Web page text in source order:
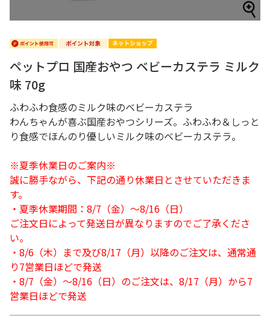
ペットプロ 国産おやつ ベビーカステラ ミルク
味 70g
ふわふわ食感のミルク味のベビーカステラ
わんちゃんが喜ぶ国産おやつシリーズ。ふわふわ＆しっと
り食感でほんのり優しいミルク味のベビーカステラ。
※夏季休業日のご案内※
誠に勝手ながら、下記の通り休業日とさせていただきま
す。
・夏季休業期間：8/7（金）～8/16（日）
ご注文日によって発送日が異なりますのでご了承くださ
い。
・8/6（木）まで及び8/17（月）以降のご注文は、通常通
り7営業日ほどで発送
・8/7（金）～8/16（日）のご注文は、8/17（月）から7
営業日ほどで発送